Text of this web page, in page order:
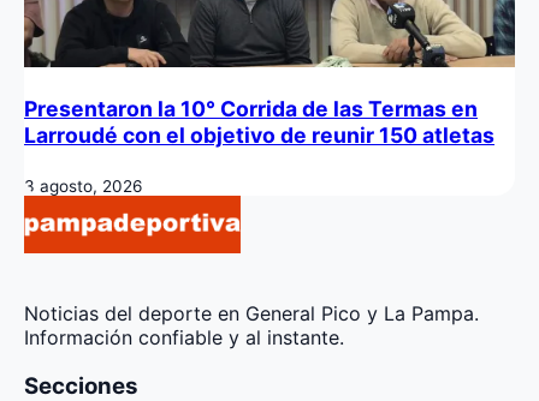
Presentaron la 10° Corrida de las Termas en
Larroudé con el objetivo de reunir 150 atletas
3 agosto, 2026
Noticias del deporte en General Pico y La Pampa.
Información confiable y al instante.
Secciones